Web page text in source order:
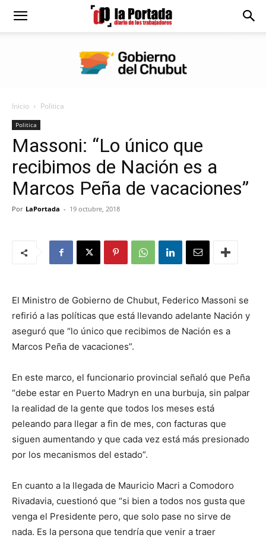
Diario
Portada
Inicio Politica
Politica
Massoni: “Lo único que
recibimos de Nación es a
Marcos Peña de vacaciones”
Por LaPortada - 19 octubre, 2018
El Ministro de Gobierno de Chubut, Federico Massoni se
refirió a las políticas que está llevando adelante Nación y
aseguró que “lo único que recibimos de Nación es a
Marcos Peña de vacaciones”.
En este marco, el funcionario provincial señaló que Peña
“debe estar en Puerto Madryn en una burbuja, sin palpar
la realidad de la gente que todos los meses está
peleando para llegar a fin de mes, con facturas que
siguen aumentando y que cada vez está más presionado
por los mecanismos del estado”.
En cuanto a la llegada de Mauricio Macri a Comodoro
Rivadavia, cuestionó que “si bien a todos nos gusta que
venga el Presidente pero, que solo pase no sirve de
nada. Es la persona que tendría que venir a traer